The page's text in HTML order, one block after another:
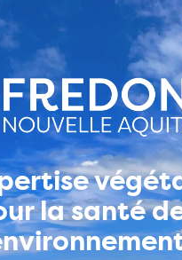
la santé